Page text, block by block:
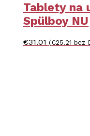
Tablety na
Spülboy NU
€31.01 (€25.21 bez